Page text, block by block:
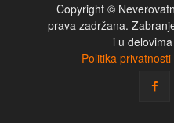
Copyright ©
prava zadržana.
i u
Politika privatnosti